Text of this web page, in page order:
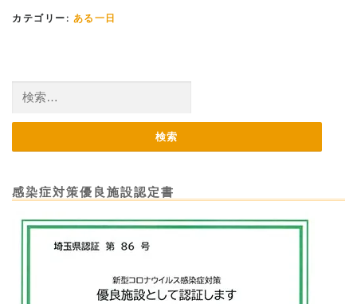
カテゴリー: ある一日
索:
感染症対策優良施設認定書